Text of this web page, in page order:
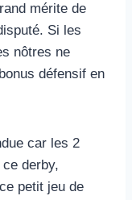
mérite de
Si les
nôtres ne
défensif en
car les 2
derby,
petit jeu de